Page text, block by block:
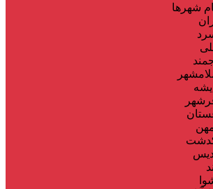
شهر‌ها